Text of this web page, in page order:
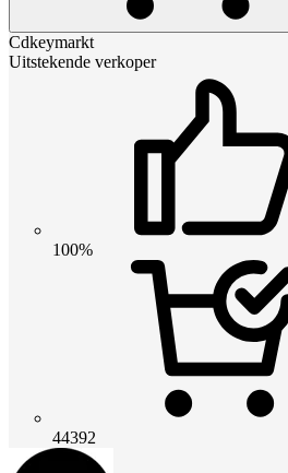
Cdkeymarkt
Uitstekende verkoper
100%
44392